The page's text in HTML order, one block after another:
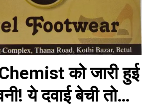
को जारी हुई
ये दवाई बेची तो…